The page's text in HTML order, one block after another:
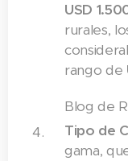
USD
rurales,
rango de
Blog de
Tipo de
gama,